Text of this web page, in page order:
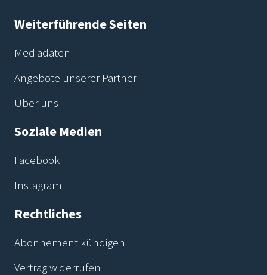
Weiterführende Seiten
Mediadaten
Angebote unserer Partner
Über uns
Soziale Medien
Facebook
Instagram
Rechtliches
Abonnement kündigen
Vertrag widerrufen